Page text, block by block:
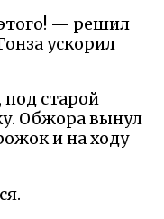
— решил
ускорил
под старой
Обжора вынул
и на ходу